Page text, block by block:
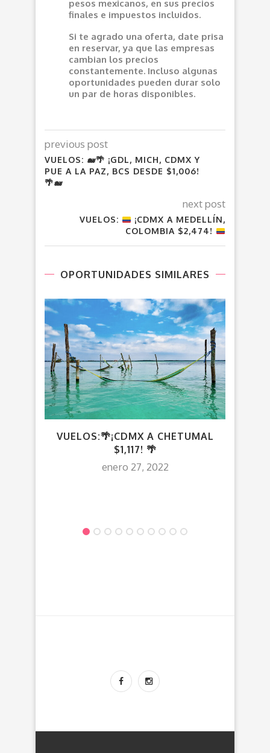
pesos mexicanos, en sus precios
finales e impuestos incluidos.
Si te agrado una oferta, date prisa
en reservar, ya que las empresas
cambian los precios
constantemente. Incluso algunas
oportunidades pueden durar solo
un par de horas disponibles.
previous post
VUELOS: 🐋🌴 ¡GDL, MICH, CDMX Y
PUE A LA PAZ, BCS DESDE $1,006!
🌴🐋
next post
VUELOS:
¡CDMX A MEDELLÍN,
COLOMBIA $2,474!
OPORTUNIDADES SIMILARES
VUELOS:🌴¡CDMX A CHETUMAL
$1,117! 🌴
enero 27, 2022